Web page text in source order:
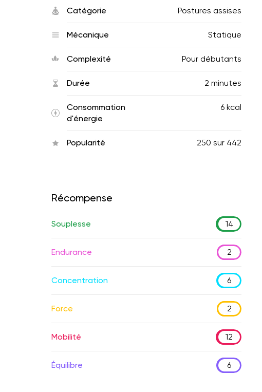
Catégorie Postures assises
Mécanique Statique
Complexité Pour débutants
Durée 2 minutes
Consommation
d'énergie
6 kcal
Popularité 250 sur 442
Récompense
Souplesse 14
Endurance 2
Concentration 6
Force 2
Mobilité 12
Équilibre 6